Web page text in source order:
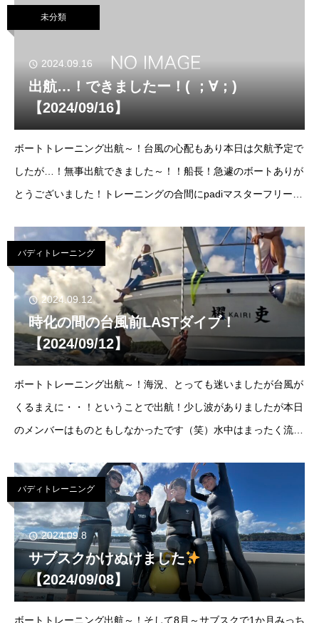
イセンスコースはリクエストにて開
未分類
2024.09.16
出航…！できましたー！( ；∀；)
【2024/09/16】
ボートトレーニング出航～！台風の心配もあり本日は欠航予定で
したが…！無事出航できました～！！船長！急遽のボートありが
とうございました！トレーニングの合間にpadiマスターフリーダ
日出航できたらセッティングしてもらおうと思
バディトレーニング
2024.09.12
時化の間の台風前LASTダイブ！
【2024/09/12】
ボートトレーニング出航～！海況、とっても迷いましたが台風が
くるまえに・・！ということで出航！少し波がありましたが本日
のメンバーはものともしなかったです（笑）水中はまったく流れ
ます
2024/09/12ボトム(bo
バディトレーニング
2024.09.8
サブスクかけぬけました
【2024/09/08】
ボートトレーニング出航～！そして8月～サブスクで1か月みっち